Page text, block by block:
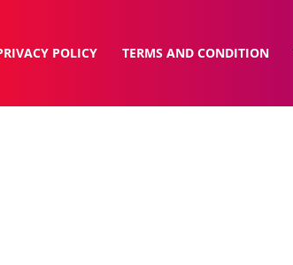
POLICY TERMS AND CONDITION